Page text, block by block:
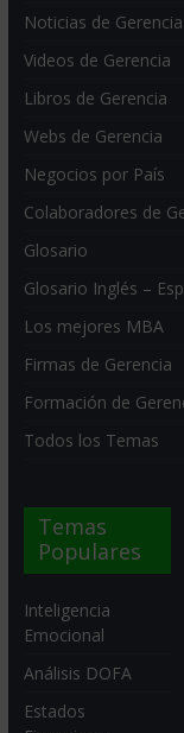
Noticias de Gerencia
Videos de Gerencia
Libros de Gerencia
Webs de Gerencia
Negocios por País
Colaboradores de
Glosario
Glosario Inglés –
Los mejores MBA
Firmas de Gerencia
Formación de
Todos los Temas
Temas
Populares
Inteligencia
Emocional
Análisis DOFA
Estados